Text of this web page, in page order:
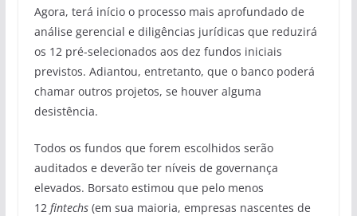
Agora, terá início o processo mais aprofundado de
análise gerencial e diligências jurídicas que reduzirá
os 12 pré-selecionados aos dez fundos iniciais
previstos. Adiantou, entretanto, que o banco poderá
chamar outros projetos, se houver alguma
desistência.
Todos os fundos que forem escolhidos serão
auditados e deverão ter níveis de governança
elevados. Borsato estimou que pelo menos
12 fintechs(em sua maioria, empresas nascentes de